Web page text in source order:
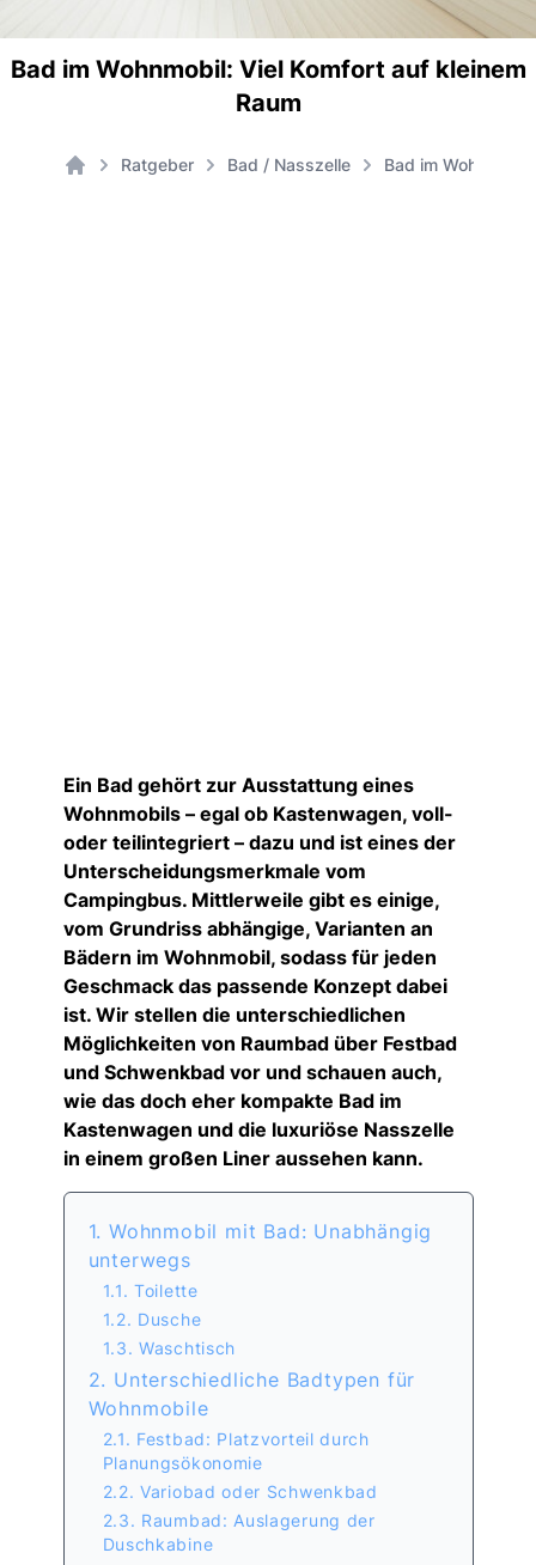
Bad im Wohnmobil: Viel Komfort auf kleinem
Raum
Ratgeber Bad / Nasszelle Bad im Wohnmobil
Ein Bad gehört zur Ausstattung eines
Wohnmobils – egal ob Kastenwagen, voll-
oder teilintegriert – dazu und ist eines der
Unterscheidungsmerkmale vom
Campingbus. Mittlerweile gibt es einige,
vom Grundriss abhängige, Varianten an
Bädern im Wohnmobil, sodass für jeden
Geschmack das passende Konzept dabei
ist. Wir stellen die unterschiedlichen
Möglichkeiten von Raumbad über Festbad
und Schwenkbad vor und schauen auch,
wie das doch eher kompakte Bad im
Kastenwagen und die luxuriöse Nasszelle
in einem großen Liner aussehen kann.
1. Wohnmobil mit Bad: Unabhängig
unterwegs
1.1. Toilette
1.2. Dusche
1.3. Waschtisch
2. Unterschiedliche Badtypen für
Wohnmobile
2.1. Festbad: Platzvorteil durch
Planungsökonomie
2.2. Variobad oder Schwenkbad
2.3. Raumbad: Auslagerung der
Duschkabine